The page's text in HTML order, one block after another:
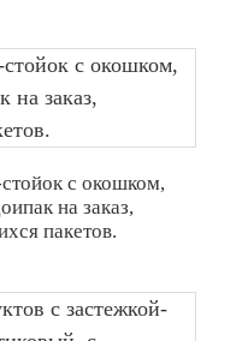
с окошком,
на заказ,
пакетов.